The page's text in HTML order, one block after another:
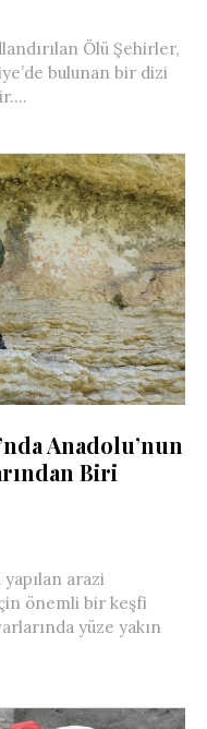
Ölü Şehirler,
bulunan bir dizi
Anadolu’nun
Biri
yapılan arazi
önemli bir keşfi
yüze yakın